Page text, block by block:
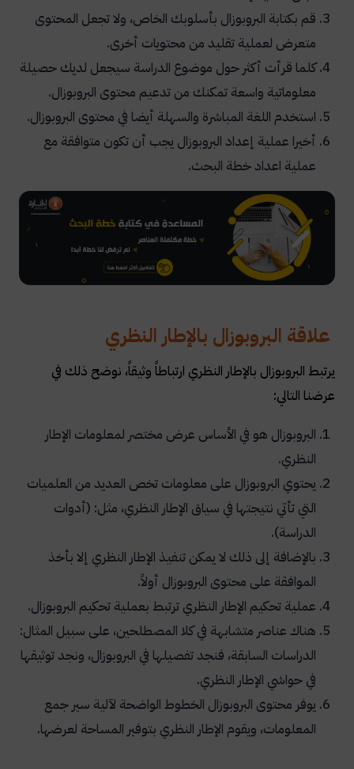
قم بكتابة البروبوزال بأسلوبك الخاص، ولا تجعل المحتوى
متعرض لعملية تقليد من محتويات أخرى.
كلما قرأت أكثر حول موضوع الدراسة سيجعل لديك حصيلة
معلوماتية واسعة تمكنك من تدعيم محتوى البروبوزال.
استخدم اللغة المباشرة والسهلة أيضا في محتوى البروبوزال.
أخيرا عملية إعداد البروبوزال يجب أن تكون متوافقة مع
عملية اعداد خطة البحث.
علاقة البروبوزال بالإطار النظري
يرتبط البروبوزال بالإطار النظري ارتباطاً وثيقاً، نوضح ذلك في
عرضنا التالي:
البروبوزال هو في الأساس عرض مختصر لمعلومات الإطار
النظري.
يحتوي البروبوزال على معلومات تخص العديد من العلميات
التي تأتي نتيجتها في سياق الإطار النظري، مثل: (أدوات
الدراسة).
بالإضافة إلى ذلك لا يمكن تنفيذ الإطار النظري إلا بأخذ
الموافقة على محتوى البروبوزال أولاً.
عملية تحكيم الإطار النظري ترتبط بعملية تحكيم البروبوزال.
هناك عناصر متشابهة في كلا المصطلحين، على سبيل المثال:
الدراسات السابقة، فنجد تفصيلها في البروبوزال، ونجد توثيقها
في حواشي الإطار النظري.
يوفر محتوى البروبوزال الخطوط الواضحة لآلية سير جمع
المعلومات، ويقوم الإطار النظري بتوفير المساحة لعرضها.